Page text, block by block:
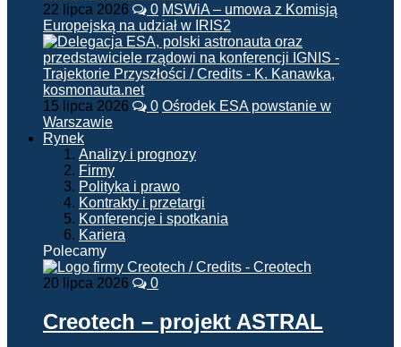
22 lipca 2026 0 MSWiA – umowa z Komisją
Europejską na udział w IRIS2
15 lipca 2026 0 Ośrodek ESA powstanie w
Warszawie
Rynek
Analizy i prognozy
Firmy
Polityka i prawo
Kontrakty i przetargi
Konferencje i spotkania
Kariera
Polecamy
20 lipca 2026 0
Creotech – projekt ASTRAL